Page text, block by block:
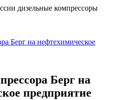
дизельные компрессоры
Берг на
предприятие